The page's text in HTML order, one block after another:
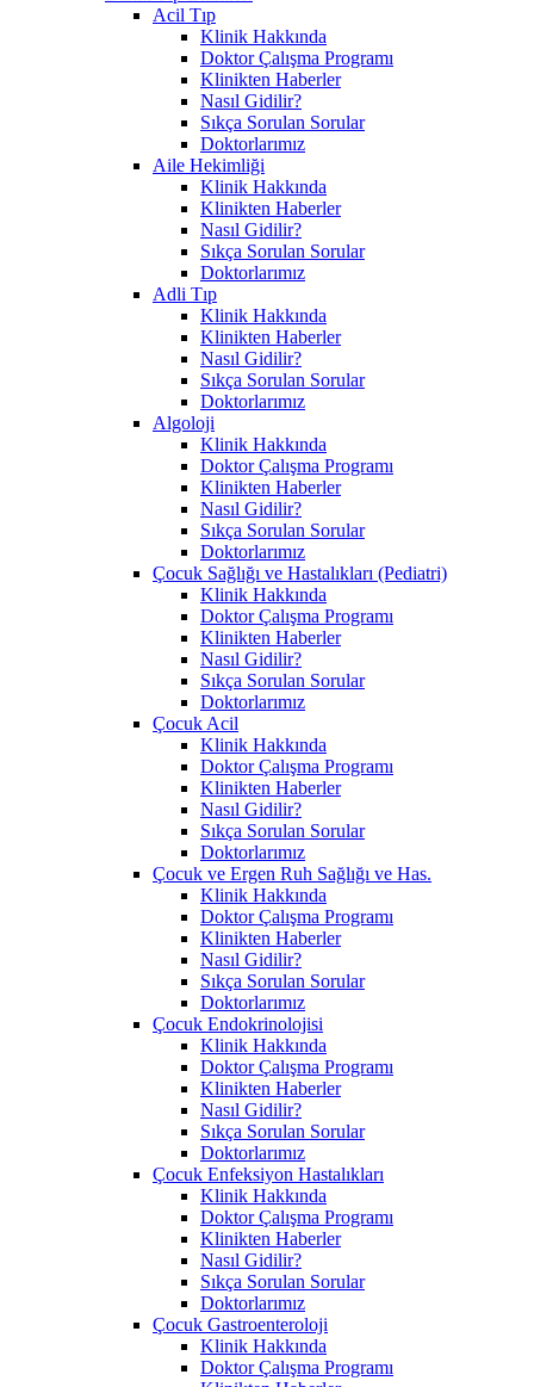
Acil Tıp
Klinik Hakkında
Doktor Çalışma Programı
Klinikten Haberler
Nasıl Gidilir?
Sıkça Sorulan Sorular
Doktorlarımız
Aile Hekimliği
Klinik Hakkında
Klinikten Haberler
Nasıl Gidilir?
Sıkça Sorulan Sorular
Doktorlarımız
Adli Tıp
Klinik Hakkında
Klinikten Haberler
Nasıl Gidilir?
Sıkça Sorulan Sorular
Doktorlarımız
Algoloji
Klinik Hakkında
Doktor Çalışma Programı
Klinikten Haberler
Nasıl Gidilir?
Sıkça Sorulan Sorular
Doktorlarımız
Çocuk Sağlığı ve Hastalıkları (Pediatri)
Klinik Hakkında
Doktor Çalışma Programı
Klinikten Haberler
Nasıl Gidilir?
Sıkça Sorulan Sorular
Doktorlarımız
Çocuk Acil
Klinik Hakkında
Doktor Çalışma Programı
Klinikten Haberler
Nasıl Gidilir?
Sıkça Sorulan Sorular
Doktorlarımız
Çocuk ve Ergen Ruh Sağlığı ve Has.
Klinik Hakkında
Doktor Çalışma Programı
Klinikten Haberler
Nasıl Gidilir?
Sıkça Sorulan Sorular
Doktorlarımız
Çocuk Endokrinolojisi
Klinik Hakkında
Doktor Çalışma Programı
Klinikten Haberler
Nasıl Gidilir?
Sıkça Sorulan Sorular
Doktorlarımız
Çocuk Enfeksiyon Hastalıkları
Klinik Hakkında
Doktor Çalışma Programı
Klinikten Haberler
Nasıl Gidilir?
Sıkça Sorulan Sorular
Doktorlarımız
Çocuk Gastroenteroloji
Klinik Hakkında
Doktor Çalışma Programı